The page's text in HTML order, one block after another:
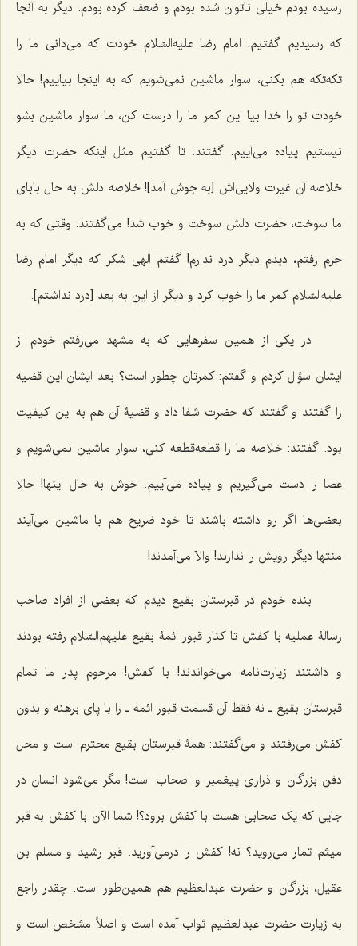
رسیده بودم خیلى ناتوان شده بودم و ضعف کرده بودم. دیگر به آنجا
که رسیدیم گفتیم: امام رضا علیه‌السّلام خودت که مى‌دانى ما را
تکه‌تکه هم بکنى، سوار ماشین نمى‌شویم که به اینجا بیاییم! حالا
خودت تو را خدا بیا این کمر ما را درست کن، ما سوار ماشین بشو
نیستیم پیاده مى‌آییم. گفتند: تا گفتیم مثل اینکه حضرت دیگر
خلاصه آن غیرت ولایى‌اش [به جوش آمد]! خلاصه دلش به حال بابای
ما سوخت، حضرت دلش سوخت و خوب شد! مى‌گفتند: وقتى که به
حرم رفتم، دیدم دیگر درد ندارم! گفتم الهى شکر که دیگر امام رضا
علیه‌السّلام کمر ما را خوب کرد و دیگر از این به بعد [درد نداشتم].
در یکى از همین سفرهایى که به مشهد مى‌رفتم خودم از
ایشان سؤال کردم و گفتم: کمرتان چطور است؟ بعد ایشان این قضیه
را گفتند و گفتند که حضرت شفا داد و قضیۀ آن هم به این کیفیت
بود. گفتند: خلاصه ما را قطعه‌قطعه کنى، سوار ماشین نمى‌شویم و
عصا را دست مى‌گیریم و پیاده مى‌آییم. خوش به حال اینها! حالا
بعضى‌ها اگر رو داشته باشند تا خود ضریح هم با ماشین مى‌آیند
منتها دیگر رویش را ندارند! والاّ می‌آمدند!
بنده خودم در قبرستان بقیع دیدم که بعضى از افراد صاحب
رسالۀ عملیه با کفش تا کنار قبور ائمۀ بقیع علیهم‌السّلام رفته بودند
و داشتند زیارت‌نامه مى‌خواندند! با کفش! مرحوم پدر ما تمام
قبرستان بقیع ـ نه فقط آن قسمت قبور ائمه ـ را با پاى برهنه و بدون
کفش مى‌رفتند و مى‌گفتند: همۀ قبرستان بقیع محترم است و محل
دفن بزرگان و ذرارى پیغمبر و اصحاب است! مگر مى‌شود انسان در
جایى که یک صحابى هست با کفش برود؟! شما الآن با کفش به قبر
میثم تمار مى‌روید؟ نه! کفش را درمى‌آورید. قبر رشید و مسلم بن
عقیل، بزرگان و حضرت عبدالعظیم هم همین‌طور است. چقدر راجع
به زیارت حضرت عبدالعظیم ثواب آمده است و اصلاً مشخص است و